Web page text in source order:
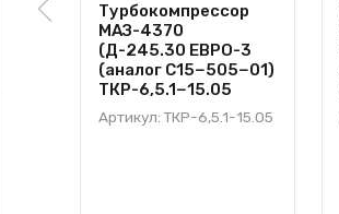
Турбокомпрессор
МАЗ-4370
(Д-245.30 ЕВРО-3
(аналог С15−505−01)
ТКР-6,5.1−15.05
Артикул: ТКР-6,5.1-15.05